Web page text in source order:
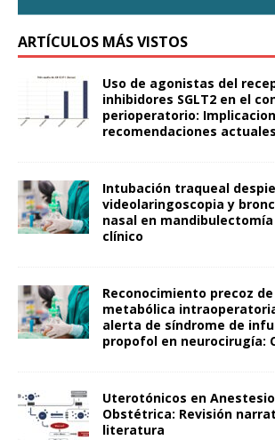
ARTÍCULOS MÁS VISTOS
Uso de agonistas del
inhibidores SGLT2 en el
perioperatorio:
recomendaciones actuales
Intubación traqueal
videolaringoscopia y
nasal en
clínico
Reconocimiento precoz
metabólica
alerta de síndrome de
propofol en neurocirugía:
Uterotónicos en
Obstétrica: Revisión
literatura